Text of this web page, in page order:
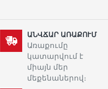
ԱՆՎՃԱՐ ԱՌԱՔՈՒՄ
Առաքումը
կատարվում է
միայն մեր
մեքենաներով։